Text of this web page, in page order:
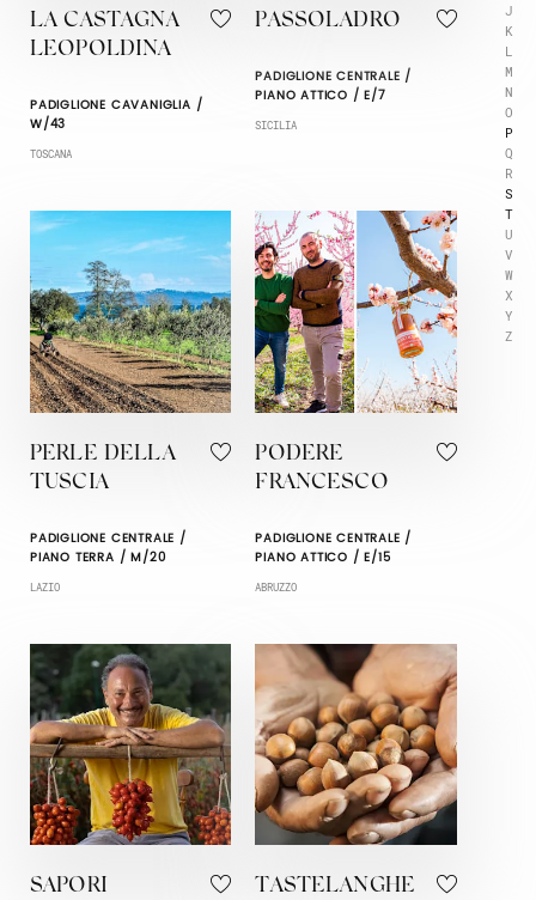
J
K
L
M
N
O
P
Q
R
S
T
U
V
W
X
Y
Z
LA CASTAGNA
LEOPOLDINA
PADIGLIONE CAVANIGLIA /
W/43
TOSCANA
PASSOLADRO
PADIGLIONE CENTRALE /
PIANO ATTICO / E/7
SICILIA
PERLE DELLA
TUSCIA
PADIGLIONE CENTRALE /
PIANO TERRA / M/20
LAZIO
PODERE
FRANCESCO
PADIGLIONE CENTRALE /
PIANO ATTICO / E/15
ABRUZZO
SAPORI
TASTELANGHE